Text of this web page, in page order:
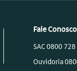
Fale Conosco
SAC 0800
Ouvidoria